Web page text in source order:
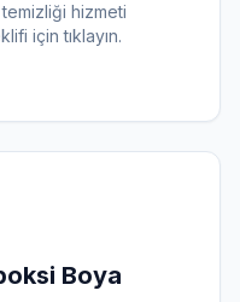
hizmeti
için tıklayın.
Boya